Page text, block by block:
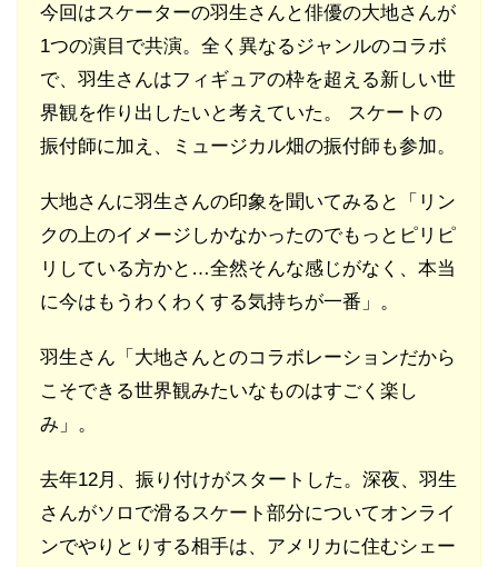
今回はスケーターの羽生さんと俳優の大地さんが
1つの演目で共演。全く異なるジャンルのコラボ
で、羽生さんはフィギュアの枠を超える新しい世
界観を作り出したいと考えていた。 スケートの
振付師に加え、ミュージカル畑の振付師も参加。
大地さんに羽生さんの印象を聞いてみると「リン
クの上のイメージしかなかったのでもっとピリピ
リしている方かと…全然そんな感じがなく、本当
に今はもうわくわくする気持ちが一番」。
羽生さん「大地さんとのコラボレーションだから
こそできる世界観みたいなものはすごく楽し
み」。
去年12月、振り付けがスタートした。深夜、羽生
さんがソロで滑るスケート部分についてオンライ
ンでやりとりする相手は、アメリカに住むシェー